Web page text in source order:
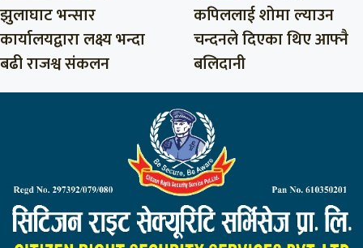
झुलाघाट भन्सार
कार्यालयद्वारा लक्ष्य भन्दा
बढी राजश्व संकलन
कपिललाई शोमा ल्याउन
चन्दनले दिएका थिए आफ्नै
बलिदानी